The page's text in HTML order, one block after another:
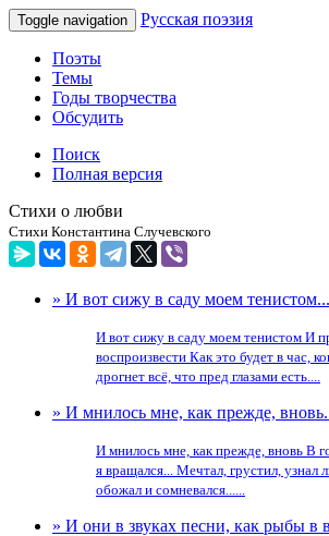
Toggle navigation Русская поэзия
Поэты
Темы
Годы творчества
Обсудить
Поиск
Полная версия
Стихи о любви
Стихи Константина Случевского
» И вот сижу в саду моем тенистом...
И вот сижу в саду моем тенистом И
воспроизвести Как это будет в час,
дрогнет всё, что пред глазами есть....
» И мнилось мне, как прежде,
И мнилось мне, как прежде, вновь В
я вращался... Мечтал, грустил, узнал
обожал и сомневался......
» И они в звуках песни, как рыбы в